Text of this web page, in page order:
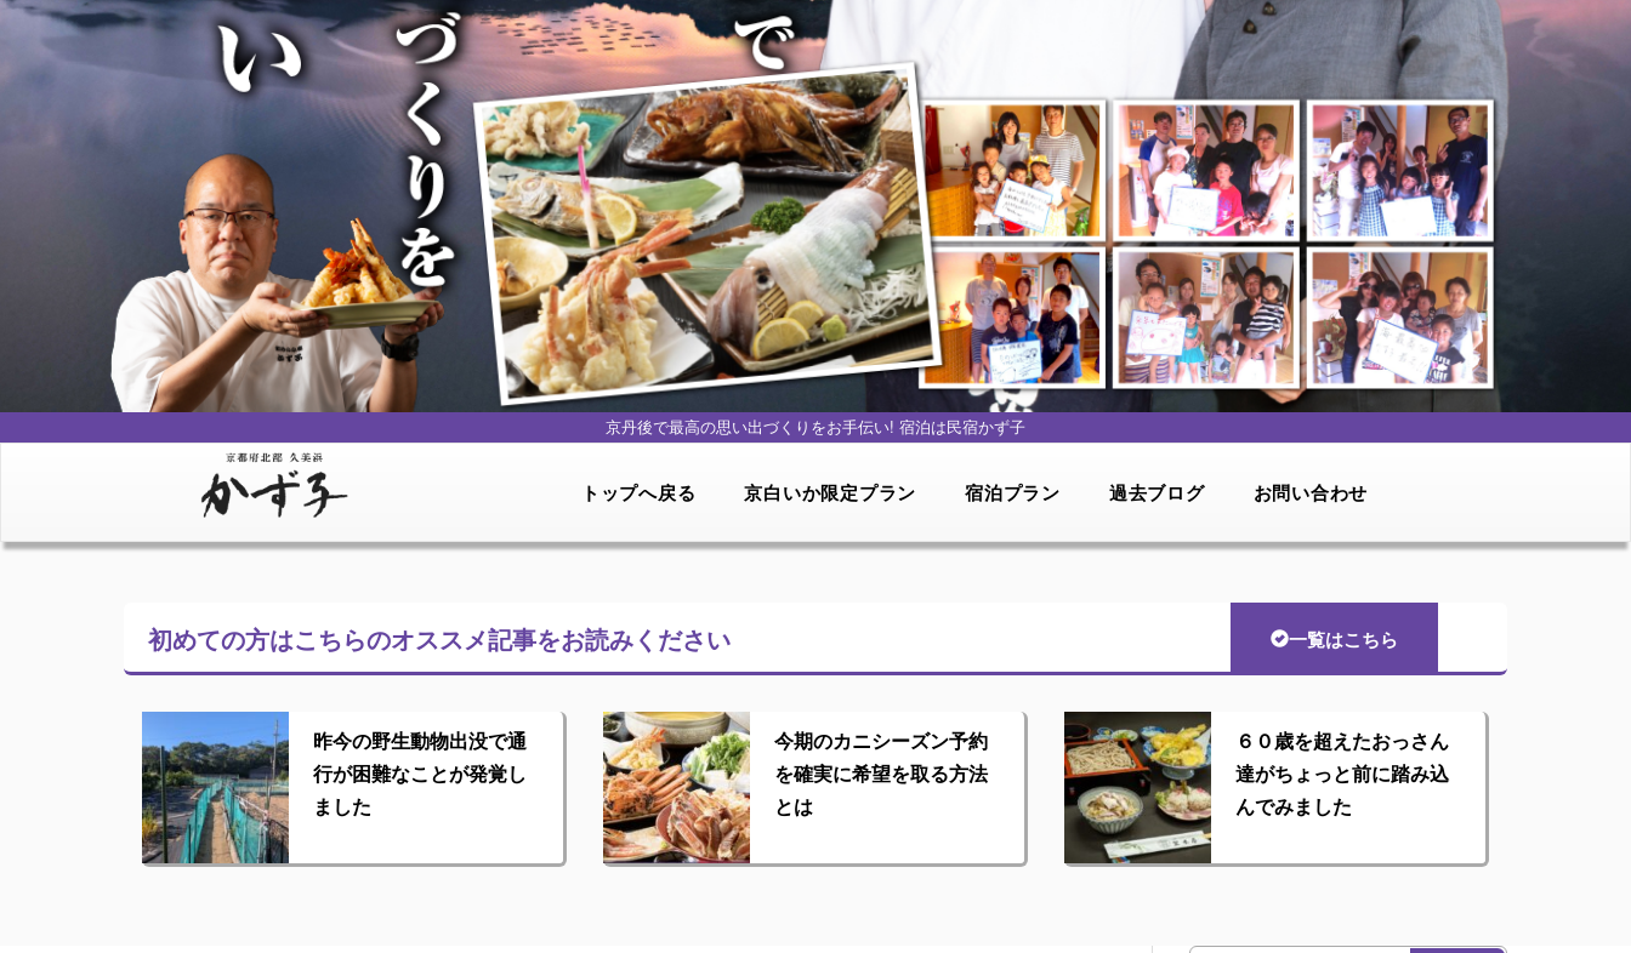
京丹後で最高の思い出づくりをお手伝い! 宿泊は民宿かず子
トップへ戻る 京白いか限定プラン 宿泊プラン 過去ブログ お問い合わせ
初めての方はこちらのオススメ記事をお読みください 一覧はこちら
昨今の野生動物出没で通
行が困難なことが発覚し
ました
今期のカニシーズン予約
を確実に希望を取る方法
とは
６０歳を超えたおっさん
達がちょっと前に踏み込
んでみました